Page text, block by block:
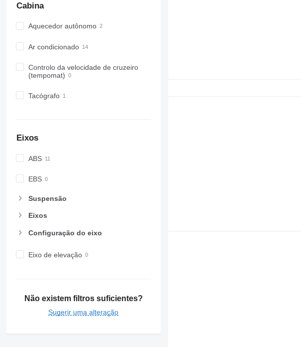
Cabina
Aquecedor autônomo
Ar condicionado
Controlo da velocidade de cruzeiro
(tempomat)
Tacógrafo
Eixos
ABS
EBS
Suspensão
Eixos
Configuração do eixo
Eixo de elevação
Não existem filtros suficientes?
Sugerir uma alteração